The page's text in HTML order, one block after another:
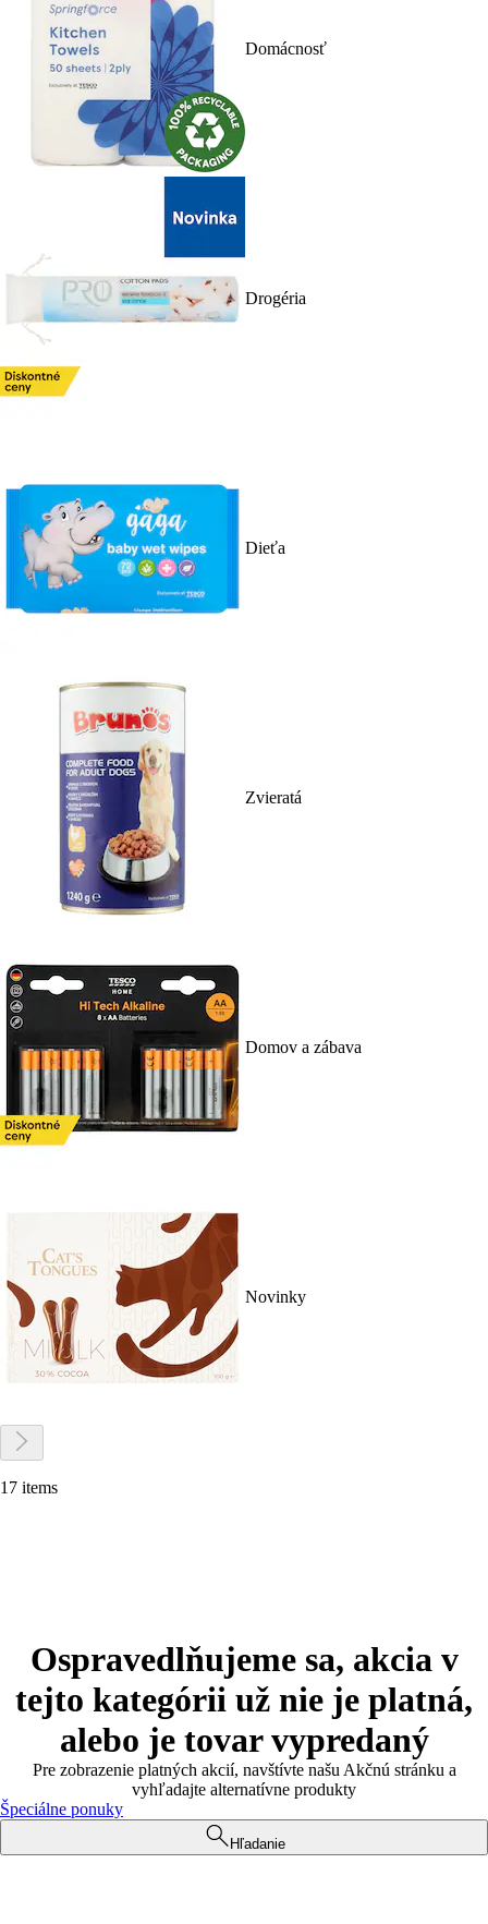
Domácnosť
Drogéria
Dieťa
Zvieratá
Domov a zábava
Novinky
17 items
Ospravedlňujeme sa, akcia v
tejto kategórii už nie je platná,
alebo je tovar vypredaný
Pre zobrazenie platných akcií, navštívte našu Akčnú stránku a
vyhľadajte alternatívne produkty
Špeciálne ponuky
Hľadanie